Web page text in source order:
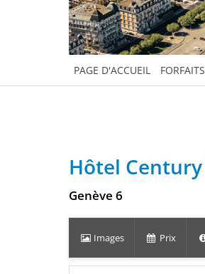
PAGE D'ACCUEIL FORFAITS
Hôtel Century
Genève 6
Images Prix